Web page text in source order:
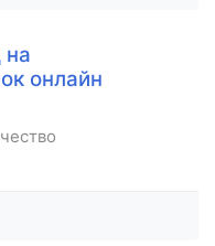
на
онлайн